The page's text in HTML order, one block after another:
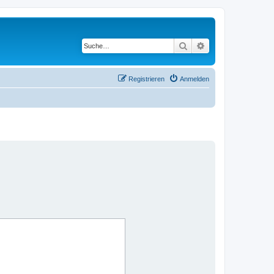
Suche
Anmelden
Registrieren